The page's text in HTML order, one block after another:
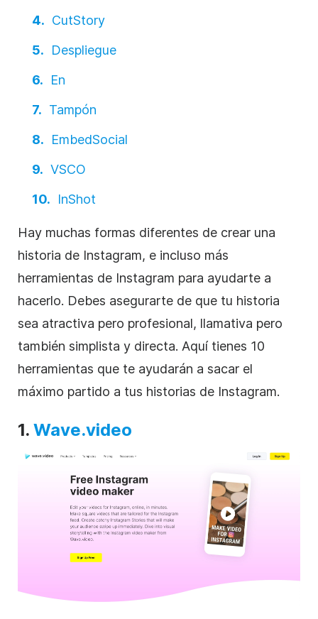
CutStory
Despliegue
En
Tampón
EmbedSocial
VSCO
InShot
Hay muchas formas diferentes de crear una
historia de Instagram, e incluso más
herramientas de Instagram para ayudarte a
hacerlo. Debes asegurarte de que tu historia
sea atractiva pero profesional, llamativa pero
también simplista y directa. Aquí tienes 10
herramientas que te ayudarán a sacar el
máximo partido a tus historias de Instagram.
1. Wave.video